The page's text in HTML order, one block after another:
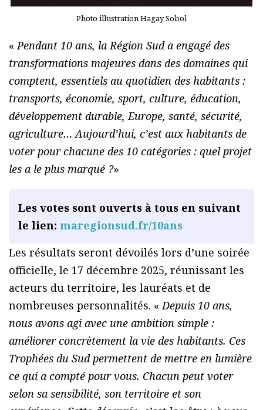
Photo illustration Hagay Sobol
« Pendant 10 ans, la Région Sud a engagé des
transformations majeures dans des domaines qui
comptent, essentiels au quotidien des habitants :
transports, économie, sport, culture, éducation,
développement durable, Europe, santé, sécurité,
agriculture… Aujourd’hui, c’est aux habitants de
voter pour chacune des 10 catégories : quel projet
les a le plus marqué ?»
Les votes sont ouverts à tous en suivant
le lien: maregionsud.fr/10ans
Les résultats seront dévoilés lors d’une soirée
officielle, le 17 décembre 2025, réunissant les
acteurs du territoire, les lauréats et de
nombreuses personnalités. « Depuis 10 ans,
nous avons agi avec une ambition simple :
améliorer concrètement la vie des habitants. Ces
Trophées du Sud permettent de mettre en lumière
ce qui a compté pour vous. Chacun peut voter
selon sa sensibilité, son territoire et son